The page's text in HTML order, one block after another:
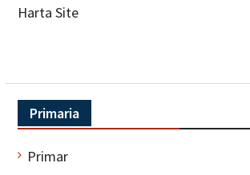
Harta Site
Primaria
Primar